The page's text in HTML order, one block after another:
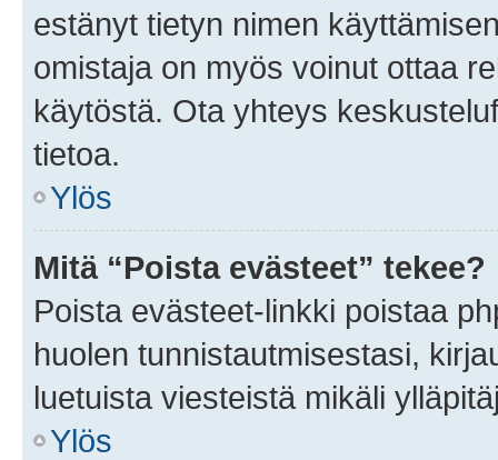
estänyt tietyn nimen
omistaja on myös voinut ottaa
käytöstä. Ota yhteys
tietoa.
Ylös
Mitä “Poista evästeet” tekee?
Poista evästeet-linkki poistaa
huolen tunnistautmisestasi,
luetuista viesteistä mikäli
Ylös